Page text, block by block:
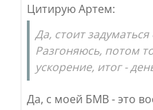
Цитирую Артем:
Да, стоит
Разгоняюсь, потом
ускорение, итог -
Да, с моей БМВ - это